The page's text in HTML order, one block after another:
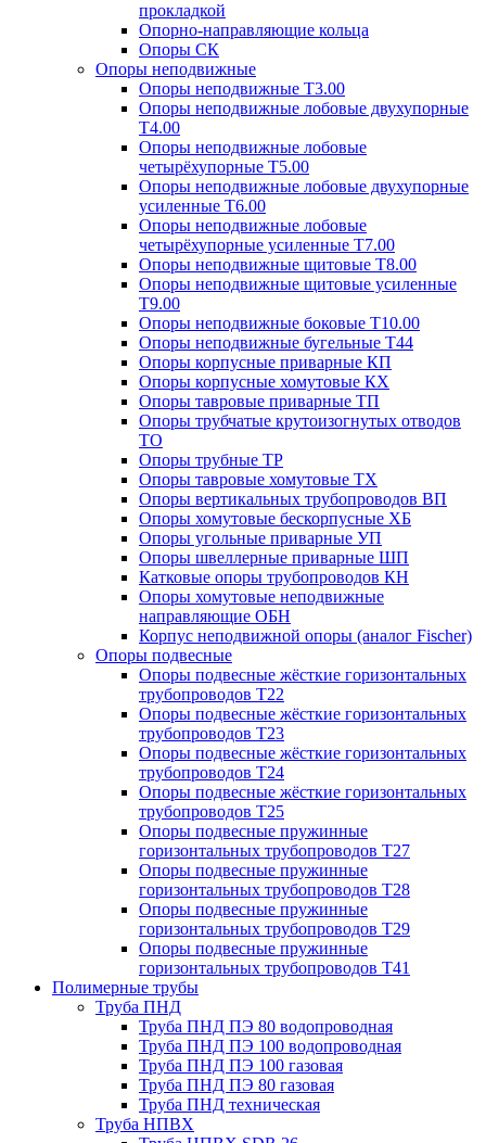
прокладкой
Опорно-направляющие кольца
Опоры СК
Опоры неподвижные
Опоры неподвижные Т3.00
Опоры неподвижные лобовые двухупорные
Т4.00
Опоры неподвижные лобовые
четырёхупорные Т5.00
Опоры неподвижные лобовые двухупорные
усиленные Т6.00
Опоры неподвижные лобовые
четырёхупорные усиленные Т7.00
Опоры неподвижные щитовые Т8.00
Опоры неподвижные щитовые усиленные
Т9.00
Опоры неподвижные боковые Т10.00
Опоры неподвижные бугельные Т44
Опоры корпусные приварные КП
Опоры корпусные хомутовые КХ
Опоры тавровые приварные ТП
Опоры трубчатые крутоизогнутых отводов
ТО
Опоры трубные ТР
Опоры тавровые хомутовые ТХ
Опоры вертикальных трубопроводов ВП
Опоры хомутовые бескорпусные ХБ
Опоры угольные приварные УП
Опоры швеллерные приварные ШП
Катковые опоры трубопроводов КН
Опоры хомутовые неподвижные
направляющие ОБН
Корпус неподвижной опоры (аналог Fischer)
Опоры подвесные
Опоры подвесные жёсткие горизонтальных
трубопроводов Т22
Опоры подвесные жёсткие горизонтальных
трубопроводов Т23
Опоры подвесные жёсткие горизонтальных
трубопроводов Т24
Опоры подвесные жёсткие горизонтальных
трубопроводов Т25
Опоры подвесные пружинные
горизонтальных трубопроводов Т27
Опоры подвесные пружинные
горизонтальных трубопроводов Т28
Опоры подвесные пружинные
горизонтальных трубопроводов Т29
Опоры подвесные пружинные
горизонтальных трубопроводов Т41
Полимерные трубы
Труба ПНД
Труба ПНД ПЭ 80 водопроводная
Труба ПНД ПЭ 100 водопроводная
Труба ПНД ПЭ 100 газовая
Труба ПНД ПЭ 80 газовая
Труба ПНД техническая
Труба НПВХ